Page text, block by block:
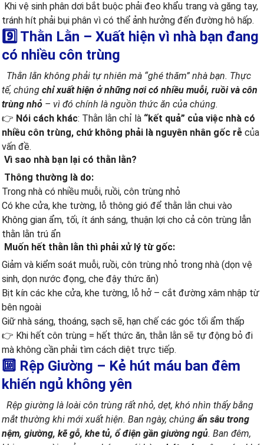
Khi vệ sinh phân dơi bắt buộc phải đeo khẩu trang và găng tay,
tránh hít phải bụi phân vì có thể ảnh hưởng đến đường hô hấp.
9️⃣ Thằn Lằn – Xuất hiện vì nhà bạn đang
có nhiều côn trùng
Thằn lằn không phải tự nhiên mà “ghé thăm” nhà bạn. Thực
tế, chúngchỉ xuất hiện ở những nơi có nhiều muỗi, ruồi và côn
trùng nhỏ – vì đó chính là nguồn thức ăn của chúng.
👉 Nói cách khác: Thằn lằn chỉ là “kết quả” của việc nhà có
nhiều côn trùng, chứ không phải là nguyên nhân gốc rễ của
vấn đề.
Vì sao nhà bạn lại có thằn lằn?
Thông thường là do:
Trong nhà có nhiều muỗi, ruồi, côn trùng nhỏ
Có khe cửa, khe tường, lỗ thông gió để thằn lằn chui vào
Không gian ẩm, tối, ít ánh sáng, thuận lợi cho cả côn trùng lẫn
thằn lằn trú ẩn
Muốn hết thằn lằn thì phải xử lý từ gốc:
Giảm và kiểm soát muỗi, ruồi, côn trùng nhỏ trong nhà (dọn vệ
sinh, dọn nước đọng, che đậy thức ăn)
Bịt kín các khe cửa, khe tường, lỗ hở – cắt đường xâm nhập từ
bên ngoài
Giữ nhà sáng, thoáng, sạch sẽ, hạn chế các góc tối ẩm thấp
👉 Khi hết côn trùng = hết thức ăn, thằn lằn sẽ tự động bỏ đi
mà không cần phải tìm cách diệt trực tiếp.
🔟 Rệp Giường – Kẻ hút máu ban đêm
khiến ngủ không yên
Rệp giường là loài côn trùng rất nhỏ, dẹt, khó nhìn thấy bằng
mắt thường khi mới xuất hiện. Ban ngày, chúngẩn sâu trong
nệm, giường, kẽ gỗ, khe tủ, ổ điện gần giường ngủ. Ban đêm,